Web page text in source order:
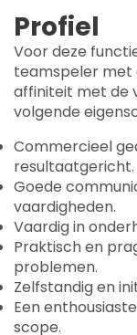
Profiel
Voor deze
teamspeler
affiniteit met de
volgende
Commercieel
resultaatgericht.
Goede
vaardigheden.
Vaardig in
Praktisch en
problemen.
Zelfstandig en
Een
scope.